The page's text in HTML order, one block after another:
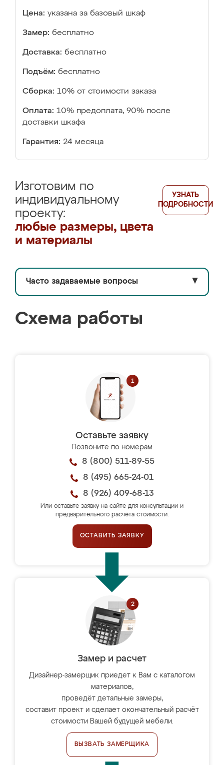
Цена: указана за базовый шкаф
Замер: бесплатно
Доставка: бесплатно
Подъём: бесплатно
Сборка: 10% от стоимости заказа
Оплата: 10% предоплата, 90% после
доставки шкафа
Гарантия: 24 месяца
Изготовим по
индивидуальному
проекту:
любые размеры, цвета
и материалы
УЗНАТЬ
ПОДРОБНОСТИ
Часто задаваемые вопросы ▼
Схема работы
Оставьте заявку
Позвоните по номерам
8 (800) 511-89-55
8 (495) 665-24-01
8 (926) 409-68-13
Или оставьте заявку на сайте для консультации и
предварительного расчёта стоимости.
ОСТАВИТЬ ЗАЯВКУ
Замер и расчет
Дизайнер-замерщик приедет к Вам с каталогом
материалов,
проведёт детальные замеры,
составит проект и сделает окончательный расчёт
стоимости Вашей будущей мебели.
ВЫЗВАТЬ ЗАМЕРЩИКА